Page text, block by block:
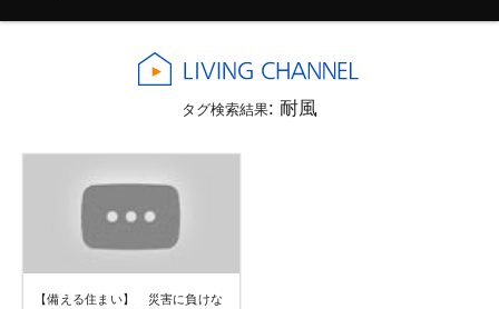
タグ検索結果: 耐風
【備える住まい】 災害に負けな